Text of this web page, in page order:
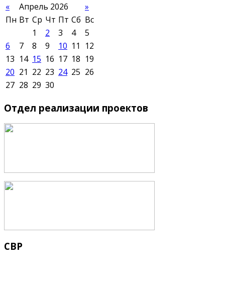
« Апрель 2026
»
Пн Вт Ср Чт Пт Сб Вс
1
2 3 4
5
6
7 8 9 10 11
12
13 14 15 16 17 18 19
20 21 22 23 24 25 26
27 28 29 30
Отдел реализации проектов
СВР